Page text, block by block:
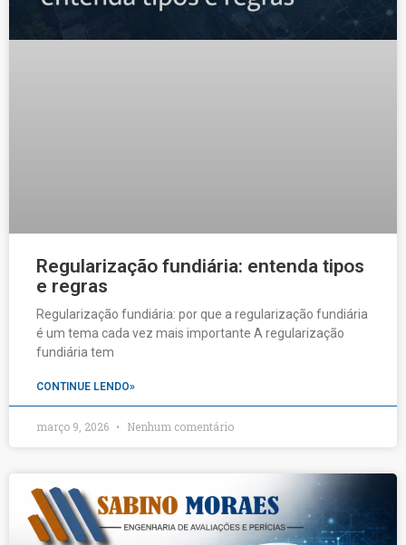
Regularização fundiária: entenda tipos
e regras
Regularização fundiária: por que a regularização fundiária
é um tema cada vez mais importante A regularização
fundiária tem
CONTINUE LENDO»
março 9, 2026 Nenhum comentário